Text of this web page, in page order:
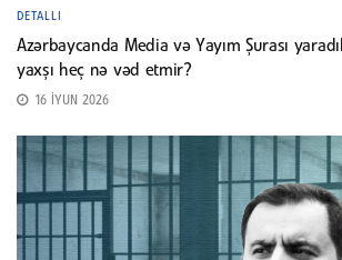
DETALLI
Azərbaycanda Media və Yayım Şurası
yaxşı heç nə vəd etmir?
16 İYUN 2026